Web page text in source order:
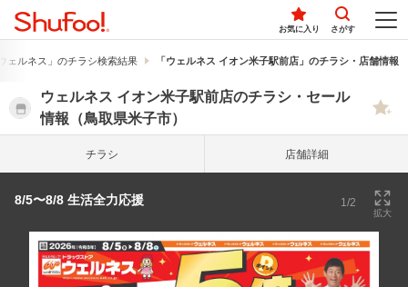
お気に入り さがす
ェルネス」のチラシ検索結果 「ウェルネス イオン米子駅前店」のチラシ・店舗情報
ウェルネス イオン米子駅前店のチラシ・セール
情報（鳥取県米子市）
チラシ 店舗詳細
8/5〜8/8 生活全力応援 1/2
拡大